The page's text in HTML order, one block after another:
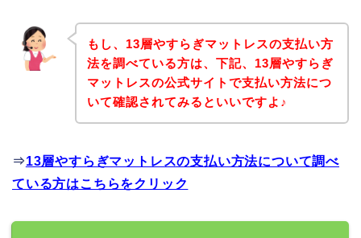
もし、13層やすらぎマットレスの支払い方
法を調べている方は、下記、13層やすらぎ
マットレスの公式サイトで支払い方法につ
いて確認されてみるといいですよ♪
⇒13層やすらぎマットレスの支払い方法について調べ
ている方はこちらをクリック